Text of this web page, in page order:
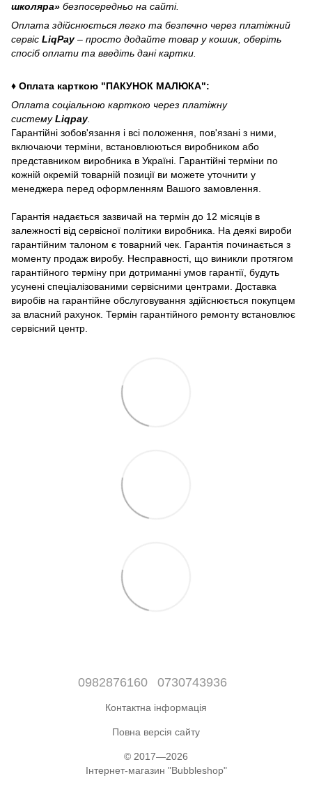
школяра» безпосередньо на сайті.
Оплата здійснюється легко та безпечно через платіжний
сервіс LiqPay– просто додайте товар у кошик, оберіть
спосіб оплати та введіть дані картки.
♦ Оплата карткою "ПАКУНОК МАЛЮКА":
Оплата соціальною карткою через платіжну
системуLiqpay.
Гарантійні зобов'язання і всі положення, пов'язані з ними,
включаючи терміни, встановлюються виробником або
представником виробника в Україні. Гарантійні терміни по
кожній окремій товарній позиції ви можете уточнити у
менеджера перед оформленням Вашого замовлення.
Гарантія надається зазвичай на термін до 12 місяців в
залежності від сервісної політики виробника. На деякі вироби
гарантійним талоном є товарний чек. Гарантія починається з
моменту продаж виробу. Несправності, що виникли протягом
гарантійного терміну при дотриманні умов гарантії, будуть
усунені спеціалізованими сервісними центрами. Доставка
виробів на гарантійне обслуговування здійснюється покупцем
за власний рахунок. Термін гарантійного ремонту встановлює
сервісний центр.
0982876160 0730743936
Контактна інформація
Повна версія сайту
© 2017—2026
Інтернет-магазин "Bubbleshop"